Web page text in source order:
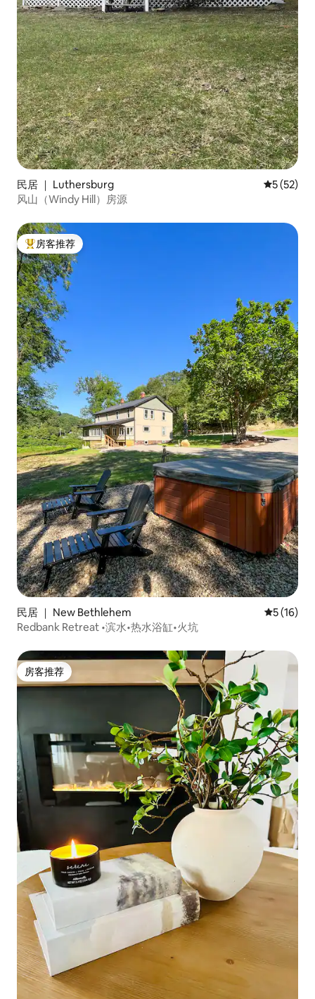
民居 ｜ Luthersburg 平均评分
5 (52)
风山（Windy Hill）房源
热门「房客推荐」
房客推荐
民居 ｜ New Bethlehem 平均评分
5 (16)
Redbank Retreat •滨水•热水浴缸•火坑
房客推荐
房客推荐